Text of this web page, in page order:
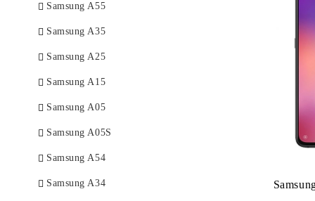
Samsung A55
Samsung A35
Samsung A25
Samsung A15
Samsung A05
Samsung A05S
Samsung A54
Samsung A34